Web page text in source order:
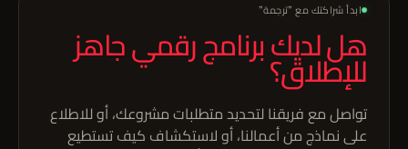
ابدأ شراكتك مع "ترجمة"
هل لديك برنامج رقمي جاهز
للإطلاق؟
تواصل مع فريقنا لتحديد متطلبات مشروعك، أو للاطلاع
على نماذج من أعمالنا، أو لاستكشاف كيف تستطيع